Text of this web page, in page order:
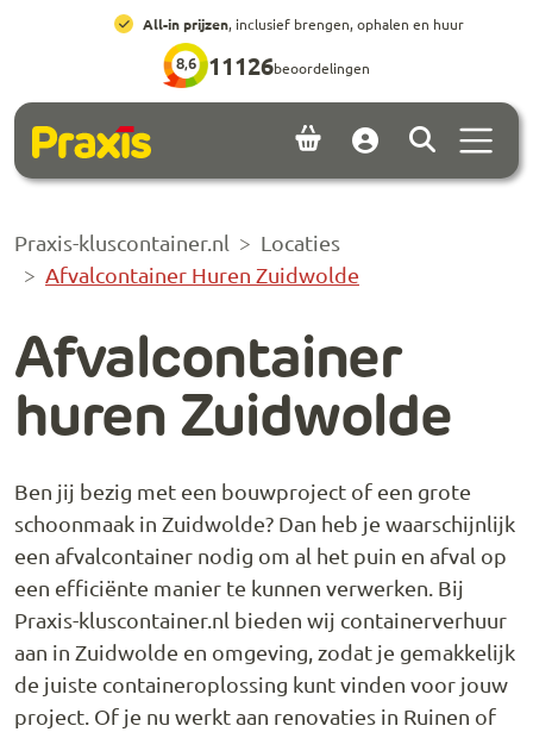
Ga naar hoofdinhoud
Ga naar footer
All-in prijzen, inclusief brengen, ophalen en huur
8,6 11126beoordelingen
Account
Praxis-kluscontainer.nl
Locaties
Afvalcontainer Huren Zuidwolde
Afvalcontainer
huren Zuidwolde
Ben jij bezig met een bouwproject of een grote
schoonmaak in Zuidwolde? Dan heb je waarschijnlijk
een afvalcontainer nodig om al het puin en afval op
een efficiënte manier te kunnen verwerken. Bij
Praxis-kluscontainer.nl bieden wij containerverhuur
aan in Zuidwolde en omgeving, zodat je gemakkelijk
de juiste containeroplossing kunt vinden voor jouw
project. Of je nu werkt aan renovaties in Ruinen of